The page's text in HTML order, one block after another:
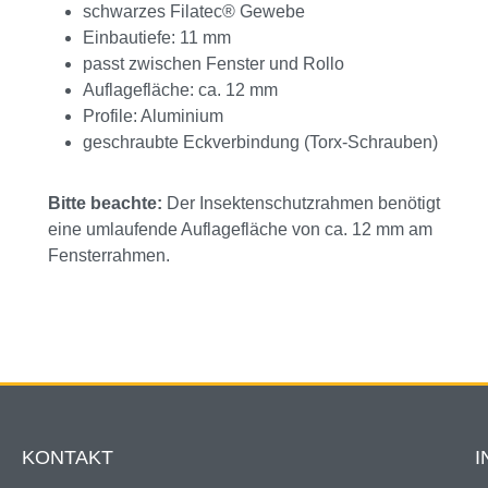
schwarzes Filatec® Gewebe
Einbautiefe: 11 mm
passt zwischen Fenster und Rollo
Auflagefläche: ca. 12 mm
Profile: Aluminium
geschraubte Eckverbindung (Torx-Schrauben)
Bitte beachte: Der Insektenschutzrahmen benötigt
eine umlaufende Auflagefläche von ca. 12 mm am
Fensterrahmen.
KONTAKT